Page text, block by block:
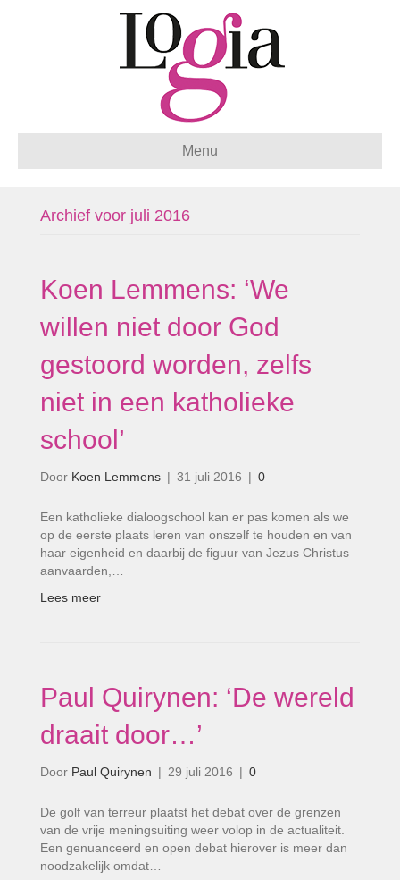
Menu
Archief voor juli 2016
Koen Lemmens: ‘We
willen niet door God
gestoord worden, zelfs
niet in een katholieke
school’
Door Koen Lemmens | 31 juli 2016 | 0
Een katholieke dialoogschool kan er pas komen als we
op de eerste plaats leren van onszelf te houden en van
haar eigenheid en daarbij de figuur van Jezus Christus
aanvaarden,…
Lees meer
Paul Quirynen: ‘De wereld
draait door…’
Door Paul Quirynen | 29 juli 2016 | 0
De golf van terreur plaatst het debat over de grenzen
van de vrije meningsuiting weer volop in de actualiteit.
Een genuanceerd en open debat hierover is meer dan
noodzakelijk omdat…